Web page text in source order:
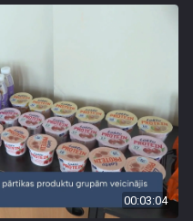
00:03:04